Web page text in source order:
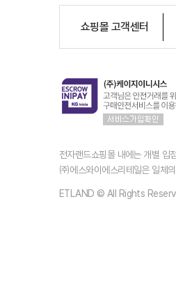
쇼핑몰 고객센터
전자랜드쇼핑몰 내에는 개별 입
㈜에스와이에스리테일은 일체
ETLAND © All Rights